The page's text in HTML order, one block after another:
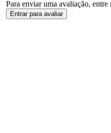
Para enviar uma avaliação, entre
Entrar para avaliar